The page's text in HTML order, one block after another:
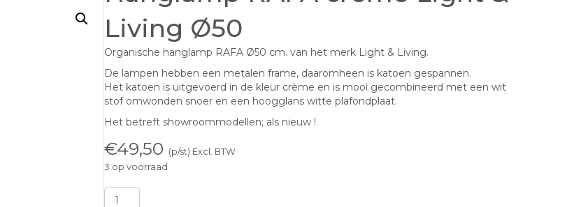
Living Ø50
Organische hanglamp RAFA Ø50 cm. van het merk Light & Living.
De lampen hebben een metalen frame, daaromheen is katoen gespannen.
Het katoen is uitgevoerd in de kleur crème en is mooi gecombineerd met een wit
stof omwonden snoer en een hoogglans witte plafondplaat.
Het betreft showroommodellen; als nieuw !
€49,50 (p/st) Excl. BTW
3 op voorraad
Hanglamp